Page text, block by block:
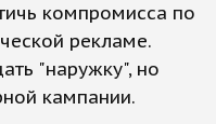
компромисса по
рекламе.
"наружку", но
кампании.